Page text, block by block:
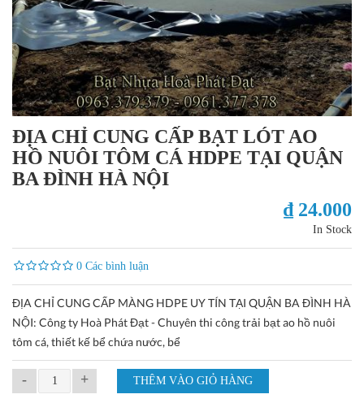
ĐỊA CHỈ CUNG CẤP BẠT LÓT AO
HỒ NUÔI TÔM CÁ HDPE TẠI QUẬN
BA ĐÌNH HÀ NỘI
₫ 24.000
In Stock
0 Các bình luận
ĐỊA CHỈ CUNG CẤP MÀNG HDPE UY TÍN TẠI QUẬN BA ĐÌNH HÀ
NỘI: Công ty Hoà Phát Đạt - Chuyên thi công trải bạt ao hồ nuôi
tôm cá, thiết kế bể chứa nước, bể
- +